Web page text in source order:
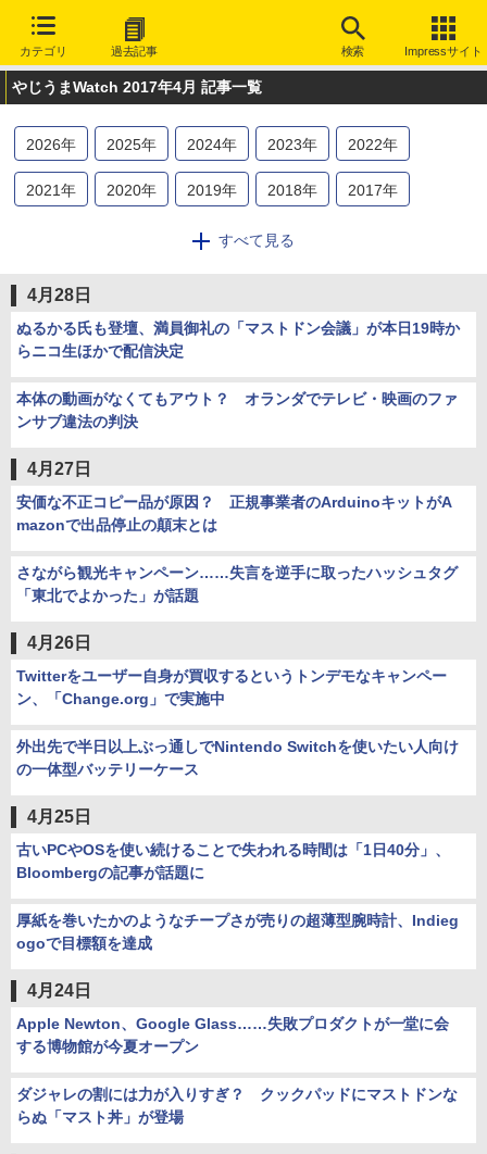
カテゴリ 過去記事 検索 Impressサイト
やじうまWatch 2017年4月 記事一覧
2026年 2025年 2024年 2023年 2022年
2021年 2020年 2019年 2018年 2017年
2014年 2013
2006年 2005 年 2004年 2003年
すべて見る
4月28日
ぬるかる氏も登壇、満員御礼の「マストドン会議」が本日19時か
らニコ生ほかで配信決定
本体の動画がなくてもアウト？ オランダでテレビ・映画のファ
ンサブ違法の判決
4月27日
安価な不正コピー品が原因？ 正規事業者のArduinoキットがA
mazonで出品停止の顛末とは
さながら観光キャンペーン……失言を逆手に取ったハッシュタグ
「東北でよかった」が話題
4月26日
Twitterをユーザー自身が買収するというトンデモなキャンペー
ン、「Change.org」で実施中
外出先で半日以上ぶっ通しでNintendo Switchを使いたい人向け
の一体型バッテリーケース
4月25日
古いPCやOSを使い続けることで失われる時間は「1日40分」、
Bloombergの記事が話題に
厚紙を巻いたかのようなチープさが売りの超薄型腕時計、Indieg
ogoで目標額を達成
4月24日
Apple Newton、Google Glass……失敗プロダクトが一堂に会
する博物館が今夏オープン
ダジャレの割には力が入りすぎ？ クックパッドにマストドンな
らぬ「マスト丼」が登場